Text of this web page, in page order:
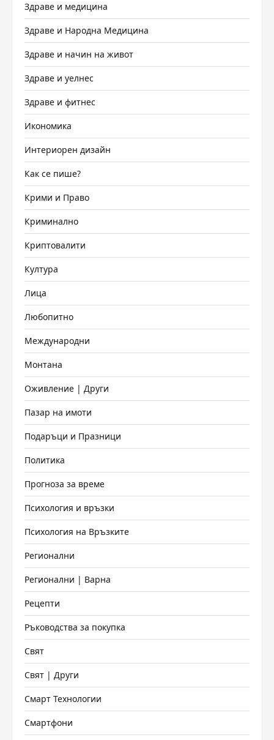
Здраве и медицина
Здраве и Народна Медицина
Здраве и начин на живот
Здраве и уелнес
Здраве и фитнес
Икономика
Интериорен дизайн
Как се пише?
Крими и Право
Криминално
Криптовалити
Култура
Лица
Любопитно
Международни
Монтана
Оживление | Други
Пазар на имоти
Подаръци и Празници
Политика
Прогноза за време
Психология и връзки
Психология на Връзките
Регионални
Регионални | Варна
Рецепти
Ръководства за покупка
Свят
Свят | Други
Смарт Технологии
Смартфони